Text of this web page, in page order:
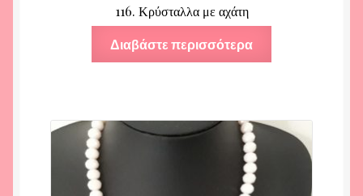
116. Κρύσταλλα με αχάτη
Διαβάστε περισσότερα